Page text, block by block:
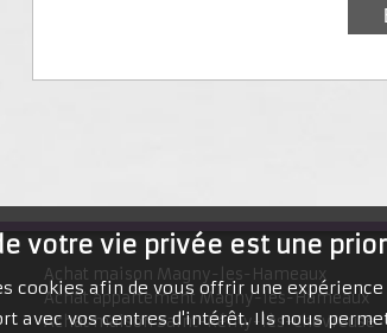
Achat maison Magny-les-Hameaux
Achat appartement Magny-les-Hameaux
Achat maison Saint-Rémy-lès-Chevreuse
votre vie privée est une
cookies afin de vous offrir une
avec vos centres d'intérêt. Ils nous